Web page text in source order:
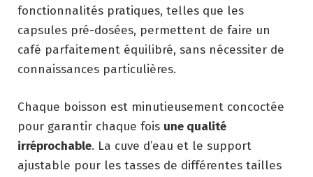
fonctionnalités pratiques, telles que les
capsules pré-dosées, permettent de faire un
café parfaitement équilibré, sans nécessiter de
connaissances particulières.
Chaque boisson est minutieusement concoctée
pour garantir chaque fois une qualité
irréprochable. La cuve d’eau et le support
ajustable pour les tasses de différentes tailles